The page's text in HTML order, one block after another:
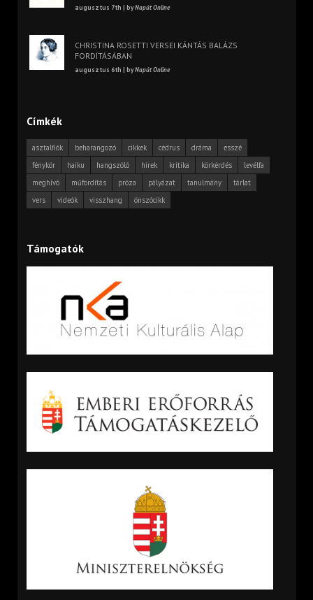
augusztus 7th | byNapút Online
CHRISTINA ROSETTI VERSEI KÁNTÁS BALÁZS
FORDÍTÁSÁBAN
augusztus 6th | byNapút Online
Címkék
asztalfiók beharangozó cikkek cédrus dráma
esszé
fénykör
haiku hangszóló hírek kritika körkérdés
levélfa
meghívó
műfordítás próza pályázat tanulmány
tárlat
vers
videók visszhang önszócikk
Támogatók